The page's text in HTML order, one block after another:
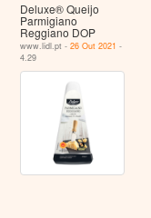
Deluxe® Queijo
Parmigiano
Reggiano DOP
www.lidl.pt -26 Out 2021 -
4.29